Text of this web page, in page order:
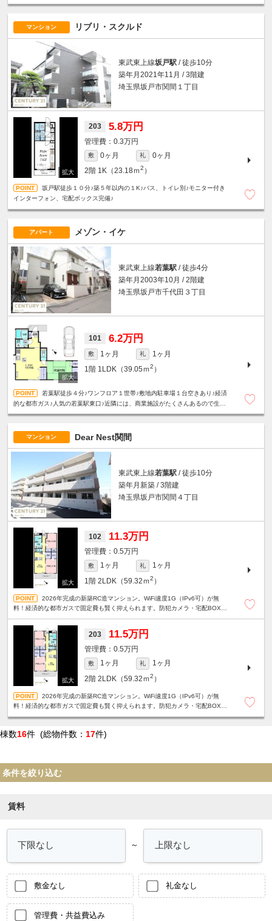
マンション リブリ・スクルド
東武東上線坂戸駅 / 徒歩10分
築年月2021年11月 / 3階建
埼玉県坂戸市関間１丁目
203 5.8万円
0.3万円
敷 0ヶ月 礼
0ヶ月
2階 1K（23.18ｍ2 ）
坂戸駅徒歩１０分♪築５年以内の１K♪バス、トイレ別♪モニター付き
インターフォン、宅配ボックス完備♪
アパート メゾン・イケ
東武東上線若葉駅 / 徒歩4分
築年月2003年10月 / 2階建
埼玉県坂戸市千代田３丁目
101 6.2万円
敷 1ヶ月 礼
1ヶ月
1階 1LDK（39.05ｍ2 ）
若葉駅徒歩４分♪ワンフロア１世帯♪敷地内駐車場１台空きあり♪経済
的な都市ガス♪人気の若葉駅東口♪近隣には、商業施設がたくさんあるので生活
マンション Dear Nest関間
東武東上線若葉駅 / 徒歩10分
築年月新築 / 3階建
埼玉県坂戸市関間４丁目
102 11.3万円
0.5万円
敷 1ヶ月 礼
1ヶ月
1階 2LDK（59.32ｍ2 ）
2026年完成の新築RC造マンション。WiFi速度1G（IPv6可）が無
料！経済的な都市ガスで固定費も賢く抑えられます。防犯カメラ・宅配BOX・
203 11.5万円
0.5万円
敷 1ヶ月 礼
1ヶ月
2階 2LDK（59.32ｍ2 ）
2026年完成の新築RC造マンション。WiFi速度1G（IPv6可）が無
料！経済的な都市ガスで固定費も賢く抑えられます。防犯カメラ・宅配BOX・
棟数16件 (総物件数： 17件)
条件を絞り込む
賃料
～
敷金なし 礼金なし
管理費・共益費込み